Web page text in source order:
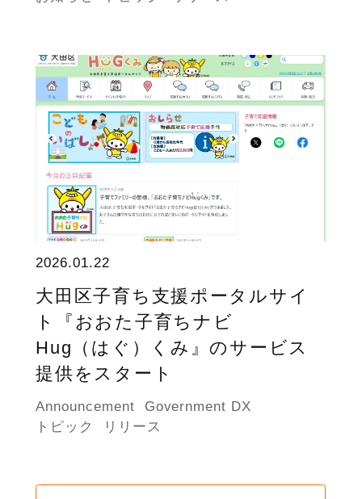
2026.01.22
大田区子育ち支援ポータルサイ
ト『おおた子育ちナビ
Hug（はぐ）くみ』のサービス
提供をスタート
Announcement
Government DX
トピック
リリース